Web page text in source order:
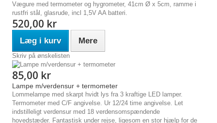
Vægure med termometer og hygrometer, 41cm Ø x 5cm, ramme i
rustfri stål, glasrude, incl 1,5V AA batteri.
520,00 kr
Læg i kurv Mere
Skriv på ønskelisten
85,00 kr
Lampe m/verdensur + termometer
Lommelampe med skarpt hvidt lys fra 3 kraftige LED lamper.
Termometer med C/F angivelse. Ur 12/24 time angivelse. Let
indstilleligt verdensur med 18 verdensomspændende
hovedstæder. Fantastisk under rejse, ligesom en stor hjælp for de